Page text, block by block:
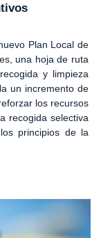
Plan Local de
una hoja de ruta
y limpieza
un incremento de
los recursos
recogida selectiva
principios de la